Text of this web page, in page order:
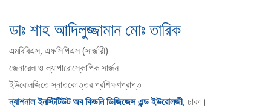
ডাঃ শাহ আদিলুজ্জামান মোঃ তারিক
এমবিবিএস, এফসিপিএস (সার্জারী)
জেনারেল ও ল্যাপারোস্কোপিক সার্জন
ইউরোলজিতে স্নাতকোত্তর প্রশিক্ষণপ্রাপ্ত
ন্যাশনাল ইনস্টিটিউট অব কিডনি ডিজিজেস এন্ড ইউরোলজী, ঢাকা।